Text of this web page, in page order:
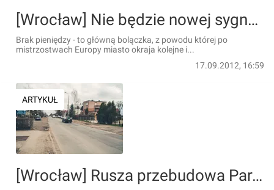
[Wrocław] Nie będzie nowej sygnalizacji świetlnej na placu Kościuszki i przy Piłsudskiego
Brak pieniędzy - to główną bolączka, z powodu której po
mistrzostwach Europy miasto okraja kolejne i...
17.09.2012, 16:59
ARTYKUŁ
[Wrocław] Rusza przebudowa Parafialnej. Drzewa już wycięli [FOTO]